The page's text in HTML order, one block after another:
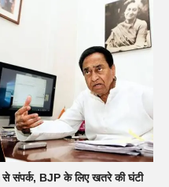
संपर्क, BJP के लिए खतरे की घंटी